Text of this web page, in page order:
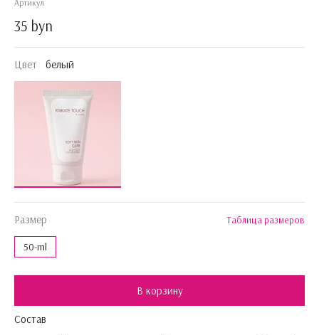
Артикул
35 byn
Цвет белый
Размер Таблица размеров
50-ml
В корзину
Состав